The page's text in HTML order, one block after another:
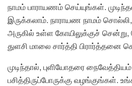
நாமம் பாராயணம் செய்யுங்கள்.
இருக்கலாம். நாராயண நாமம் சொல்லி,
அருகில் உள்ள கோயிலுக்குச் சென்று,
துளசி மாலை சார்த்தி பிரார்த்தனை
முடிந்தால், புளியோதரை
பசித்திருப்போருக்கு வழங்குங்கள்.